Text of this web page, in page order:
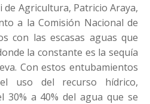
de Agricultura, Patricio Araya,
a la Comisión Nacional de
con las escasas aguas que
la constante es la sequía
Con estos entubamientos
uso del recurso hídrico,
30% a 40% del agua que se